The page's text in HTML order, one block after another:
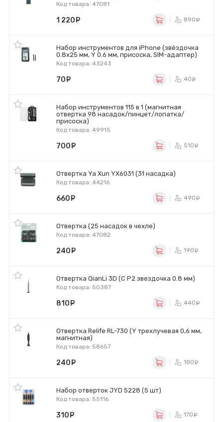
Код товара: 47081
1 220 890
Набор инструментов для iPhone (звёздочка
0.8x25 мм, Y 0.6 мм, присоска, SIM-адаптер)
Код товара: 43243
70 40
Набор инструментов 115 в 1 (магнитная
отвертка 98 насадок/пинцет/лопатка/
присоска)
Код товара: 49915
700 510
Отвертка Ya Xun YX6031 (31 насадка)
Код товара: 44216
660 490
Отвертка (25 насадок в чехле)
Код товара: 47082
240 190
Отвертка QianLi 3D (C P2 звездочка 0.8 мм)
Код товара: 50387
810 440
Отвертка Relife RL-730 (Y трехлучевая 0,6 мм,
магнитная)
Код товара: 58657
240 180
Набор отверток JYD 5228 (5 шт)
Код товара: 55116
310 170